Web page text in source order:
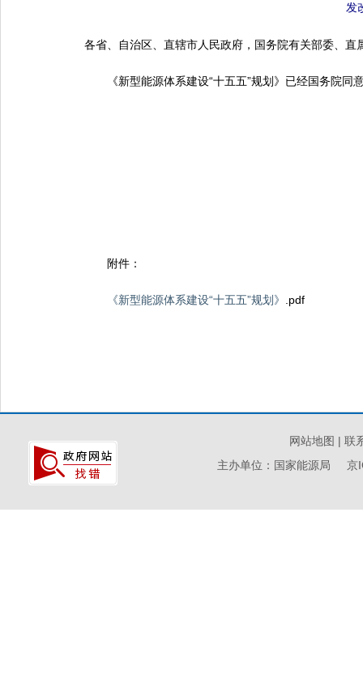
发
各省、自治区、直辖市人民政府，国务院有关部委、直
《新型能源体系建设“十五五”规划》已经国务院同
附件：
《新型能源体系建设“十五五”规划》 .pdf